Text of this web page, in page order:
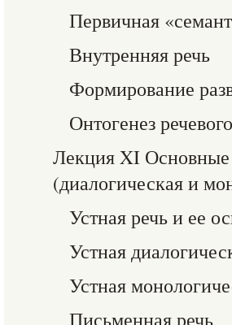
Первичная
Внутренняя речь
Формирование
Онтогенез
Лекция XI Основные
(диалогическая и
Устная речь и ее
Устная
Устная
Письменная речь